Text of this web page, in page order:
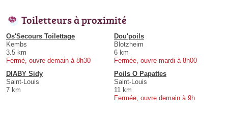
Toiletteurs à proximité
Os'Secours Toilettage
Kembs
3.5 km
Fermé, ouvre demain à 8h30
Dou'poils
Blotzheim
6 km
Fermée, ouvre mardi à 8h00
DIABY Sidy
Saint-Louis
7 km
Poils O Papattes
Saint-Louis
11 km
Fermée, ouvre demain à 9h